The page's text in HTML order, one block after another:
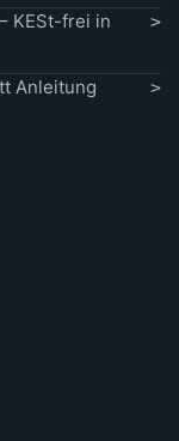
KESt-frei in
Anleitung